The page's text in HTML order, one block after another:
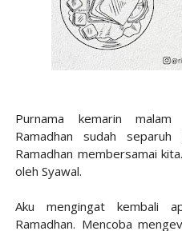
Purnama kemarin
Ramadhan sudah
Ramadhan membersamai
oleh Syawal.
Aku mengingat kembali
Ramadhan. Mencoba